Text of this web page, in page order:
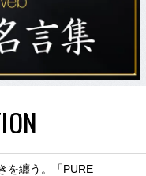
を纏う。「PURE